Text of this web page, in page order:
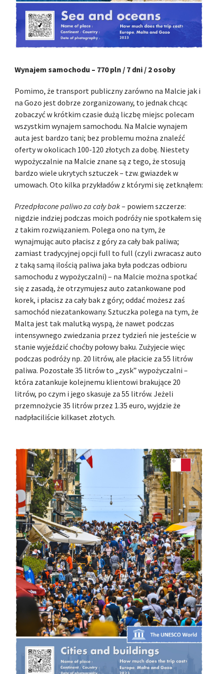
Wynajem samochodu – 770 pln / 7 dni / 2 osoby
Pomimo, że transport publiczny zarówno na Malcie jak i
na Gozo jest dobrze zorganizowany, to jednak chcąc
zobaczyć w krótkim czasie dużą liczbę miejsc polecam
wszystkim wynajem samochodu. Na Malcie wynajem
auta jest bardzo tani; bez problemu można znaleźć
oferty w okolicach 100-120 złotych za dobę. Niestety
wypożyczalnie na Malcie znane są z tego, że stosują
bardzo wiele ukrytych sztuczek – tzw. gwiazdek w
umowach. Oto kilka przykładów z którymi się zetknąłem:
Przedpłacone paliwo za cały bak– powiem szczerze:
nigdzie indziej podczas moich podróży nie spotkałem się
z takim rozwiązaniem. Polega ono na tym, że
wynajmując auto płacisz z góry za cały bak paliwa;
zamiast tradycyjnej opcji full to full (czyli zwracasz auto
z taką samą ilością paliwa jaka była podczas odbioru
samochodu z wypożyczalni) – na Malcie można spotkać
się z zasadą, że otrzymujesz auto zatankowane pod
korek, i płacisz za cały bak z góry; oddać możesz zaś
samochód niezatankowany. Sztuczka polega na tym, że
Malta jest tak malutką wyspą, że nawet podczas
intensywnego zwiedzania przez tydzień nie jesteście w
stanie wyjeździć choćby połowy baku. Zużyjecie więc
podczas podróży np. 20 litrów, ale płacicie za 55 litrów
paliwa. Pozostałe 35 litrów to „zysk” wypożyczalni –
która zatankuje kolejnemu klientowi brakujące 20
litrów, po czym i jego skasuje za 55 litrów. Jeżeli
przemnożycie 35 litrów przez 1.35 euro, wyjdzie że
nadpłaciliście kilkaset złotych.